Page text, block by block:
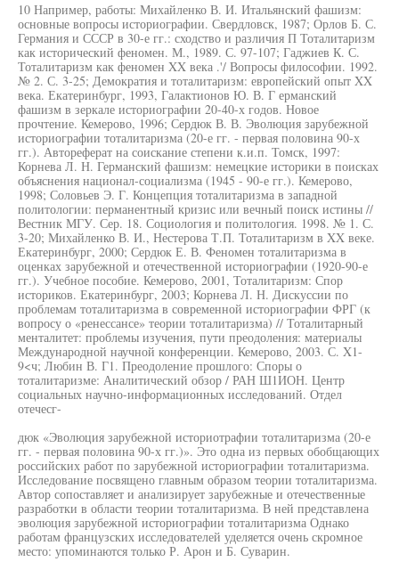
10 Например, работы: Михайленко В. И. Итальянский фашизм:
основные вопросы историографии. Свердловск, 1987; Орлов Б. С.
Германия и СССР в 30-е гг.: сходство и различия П Тоталитаризм
как исторический феномен. М., 1989. С. 97-107; Гаджиев К. С.
Тоталитаризм как феномен XX века .'/ Вопросы философии. 1992.
№ 2. С. 3-25; Демократия и тоталитаризм: европейский опыт XX
века. Екатеринбург, 1993, Галактионов Ю. В. Г ерманский
фашизм в зеркале историографии 20-40-х годов. Новое
прочтение. Кемерово, 1996; Сердюк В. В. Эволюция зарубежной
историографии тоталитаризма (20-е гг. - первая половина 90-х
гг.). Автореферат на соискание степени к.и.п. Томск, 1997:
Корнева Л. Н. Германский фашизм: немецкие историки в поисках
объяснения национал-социализма (1945 - 90-е гг.). Кемерово,
1998; Соловьев Э. Г. Концепция тоталитаризма в западной
политологии: перманентный кризис или вечный поиск истины //
Вестник МГУ. Сер. 18. Социология и политология. 1998. № 1. С.
3-20; Михайленко В. И., Нестерова Т.П. Тоталитаризм в XX веке.
Екатеринбург, 2000; Сердюк Е. В. Феномен тоталитаризма в
оценках зарубежной и отечественной историографии (1920-90-е
гг.). Учебное пособие. Кемерово, 2001, Тоталитаризм: Спор
историков. Екатеринбург, 2003; Корнева Л. Н. Дискуссии по
проблемам тоталитаризма в современной историографии ФРГ (к
вопросу о «ренессансе» теории тоталитаризма) // Тоталитарный
менталитет: проблемы изучения, пути преодоления: материалы
Международной научной конференции. Кемерово, 2003. С. X1-
9<ч; Любин В. Г1. Преодоление прошлого: Споры о
тоталитаризме: Аналитический обзор / РАН Ш1ИОН. Центр
социальных научно-информационных исследований. Отдел
отечесг-
дюк «Эволюция зарубежной историотрафии тоталитаризма (20-е
гг. - первая половина 90-х гг.)». Это одна из первых обобщающих
российских работ по зарубежной историографии тоталитаризма.
Исследование посвящено главным образом теории тоталитаризма.
Автор сопоставляет и анализирует зарубежные и отечественные
разработки в области теории тоталитаризма. В ней представлена
эволюция зарубежной историографии тоталитаризма Однако
работам французских исследователей уделяется очень скромное
место: упоминаются только Р. Арон и Б. Суварин.